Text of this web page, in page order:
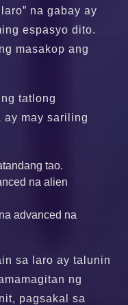
na gabay ay
espasyo dito.
masakop ang
tatlong
ay may sariling
tao.
na alien
advanced na
sa laro ay talunin
ng
pagsakal sa